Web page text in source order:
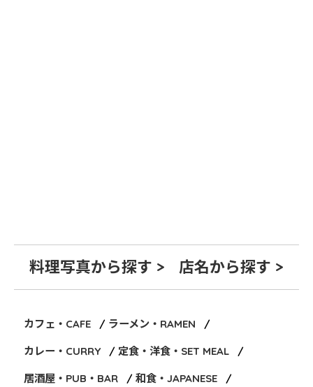
料理写真から探す > 店名から探す >
カフェ・CAFE ラーメン・RAMEN
カレー・CURRY 定食・洋食・SET MEAL
居酒屋・PUB・BAR 和食・JAPANESE